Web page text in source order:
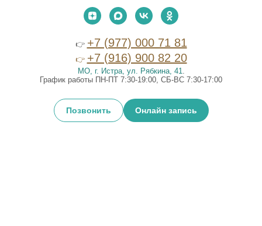
👉 +7 (977) 000 71 81
👉 +7 (916) 900 82 20
МО, г. Истра, ул. Рябкина, 41.
График работы ПН-ПТ 7:30-19:00, СБ-ВС 7:30-17:00
Позвонить Онлайн запись